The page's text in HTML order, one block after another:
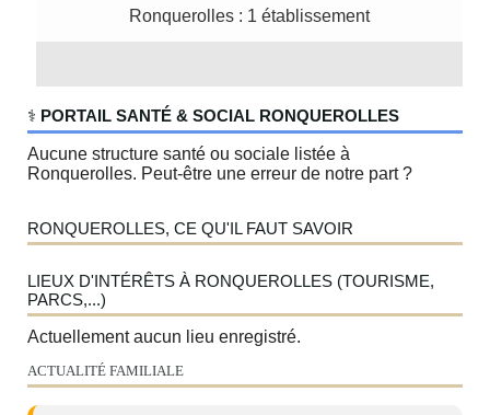
Ronquerolles : 1 établissement
‍⚕️ PORTAIL SANTÉ & SOCIAL RONQUEROLLES
Aucune structure santé ou sociale listée à
Ronquerolles. Peut-être une erreur de notre part ?
RONQUEROLLES, CE QU'IL FAUT SAVOIR
LIEUX D'INTÉRÊTS À RONQUEROLLES (TOURISME,
PARCS,...)
Actuellement aucun lieu enregistré.
ACTUALITÉ FAMILIALE